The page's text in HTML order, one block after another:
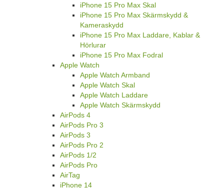
iPhone 15 Pro Max Skal
iPhone 15 Pro Max Skärmskydd &
Kameraskydd
iPhone 15 Pro Max Laddare, Kablar &
Hörlurar
iPhone 15 Pro Max Fodral
Apple Watch
Apple Watch Armband
Apple Watch Skal
Apple Watch Laddare
Apple Watch Skärmskydd
AirPods 4
AirPods Pro 3
AirPods 3
AirPods Pro 2
AirPods 1/2
AirPods Pro
AirTag
iPhone 14